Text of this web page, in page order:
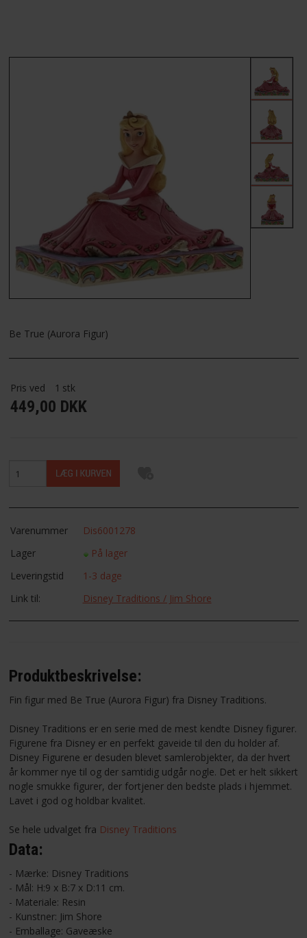
NYHEDER
TILBUD
FRAGT
FAVORIT
Be True (Aurora Figur)
Pris ved 1 stk
449,00 DKK
Varenummer
Dis6001278
Lager
På lager
Leveringstid
1-3 dage
Link til:
Disney Traditions / Jim Shore
Produktbeskrivelse:
Fin figur med Be True (Aurora Figur) fra Disney Traditions.
Disney Traditions er en serie med de mest kendte Disney figurer.
Figurene fra Disney er en perfekt gaveide til den du holder af.
Disney Figurene er desuden blevet samlerobjekter, da der hvert
år kommer nye til og der samtidig udgår nogle. Det er helt sikkert
nogle smukke figurer, der fortjener den bedste plads i hjemmet.
Lavet i god og holdbar kvalitet.
Se hele udvalget fra Disney Traditions
Data:
- Mærke: Disney Traditions
- Mål: H:9 x B:7 x D:11 cm.
- Materiale: Resin
- Kunstner: Jim Shore
- Emballage: Gaveæske